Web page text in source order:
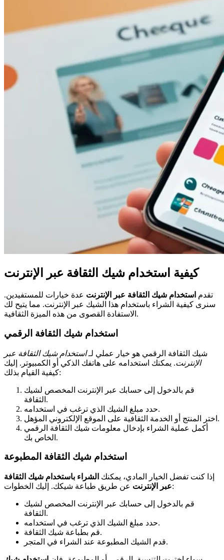
كيفية استخدام شيك الثقافة عبر الإنترنت
تقدم استخدام شيك الثقافة عبر الإنترنت عدة خيارات للمستفيدين.
سنرى كيفية الشراء باستخدام هذا الشيك عبر الإنترنت. مما يتيح لك
الاستفادة القصوى من هذه الميزة الثقافية.
استخدام شيك الثقافة الرقمي
شيك الثقافة الرقمي هو خيار عملي لـاستخدام شيك الثقافة عبر
الإنترنت. يمكنك استخدامه على هاتفك الذكي أو الكمبيوتر. إليك
كيفية القيام بذلك:
قم بالدخول إلى حسابك عبر الإنترنت المخصص لشيك
الثقافة.
حدد مبلغ الشيك الذي ترغب في استخدامه.
اختر المنتج أو الخدمة الثقافية على الموقع الإلكتروني المؤهل.
أكمل عملية الشراء بإدخال معلومات شيك الثقافة الرقمي
الخاص بك.
استخدام شيك الثقافة المطبوعة
إذا كنت تفضل الخيار المادي، يمكنك الشراء باستخدام شيك الثقافة
عبر الإنترنتعن طريق طباعة شيكك. إليك الخطوات:
قم بالدخول إلى حسابك عبر الإنترنت المخصص لشيك
الثقافة.
حدد مبلغ الشيك الذي ترغب في استخدامه.
قم بطباعة شيك الثقافة.
قدم الشيك المطبوعة عند الشراء في المتجر.